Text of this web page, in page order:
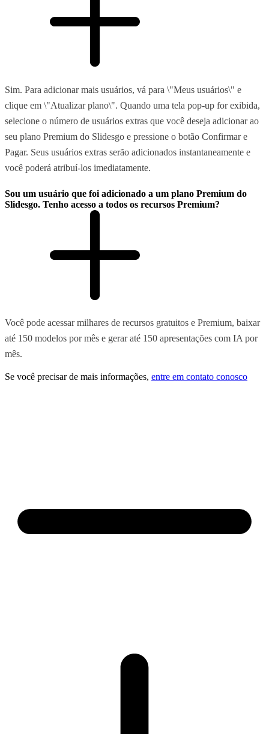
Sim. Para adicionar mais usuários, vá para \"Meus usuários\" e
clique em \"Atualizar plano\". Quando uma tela pop-up for exibida,
selecione o número de usuários extras que você deseja adicionar ao
seu plano Premium do Slidesgo e pressione o botão Confirmar e
Pagar. Seus usuários extras serão adicionados instantaneamente e
você poderá atribuí-los imediatamente.
Sou um usuário que foi adicionado a um plano Premium do
Slidesgo. Tenho acesso a todos os recursos Premium?
Você pode acessar milhares de recursos gratuitos e Premium, baixar
até 150 modelos por mês e gerar até 150 apresentações com IA por
mês.
Se você precisar de mais informações, entre em contato conosco